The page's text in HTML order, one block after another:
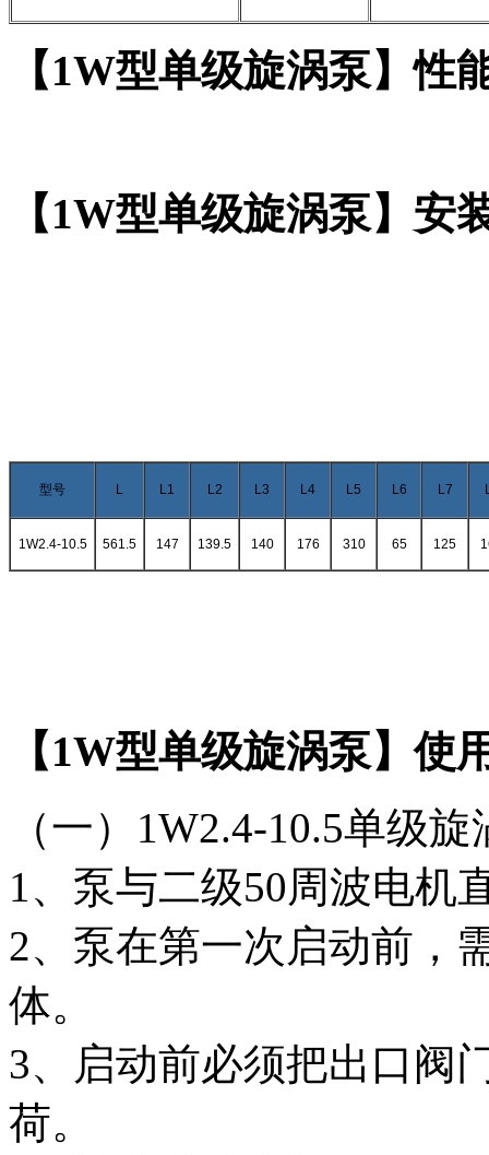
【1W型单级旋涡泵】性
【1W型单级旋涡泵】安
型号 L L1 L2 L3 L4 L5 L6 L7
1W2.4-10.5 561.5 147 139.5 140 176 310 65 125
【1W型单级旋涡泵】使
（一）1W2.4-10.5单级
1、泵与二级50周波电
2、泵在第一次启动前，
体。
3、启动前必须把出口阀
荷。